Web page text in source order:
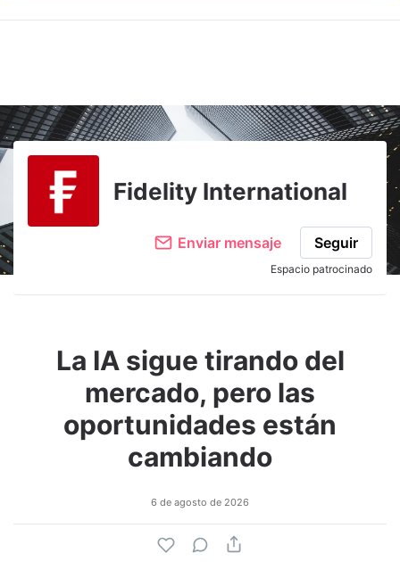
Fidelity International
Enviar mensaje Seguir
Espacio patrocinado
La IA sigue tirando del
mercado, pero las
oportunidades están
cambiando
6 de agosto de 2026